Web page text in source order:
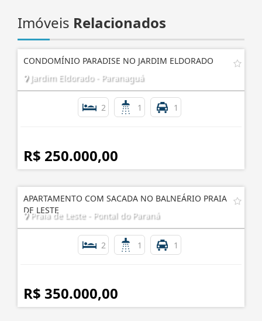
Imóveis Relacionados
CONDOMÍNIO PARADISE NO JARDIM ELDORADO
Jardim Eldorado - Paranaguá
2 1 1
R$ 250.000,00
APARTAMENTO COM SACADA NO BALNEÁRIO PRAIA
DE LESTE
Praia de Leste - Pontal do Paraná
2 1 1
R$ 350.000,00